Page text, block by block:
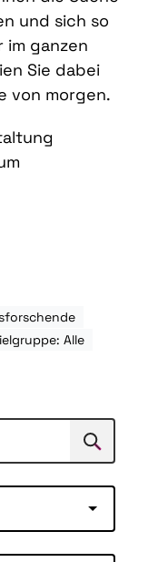
und sich so
im ganzen
Sie dabei
von morgen.
Alle
Suchen